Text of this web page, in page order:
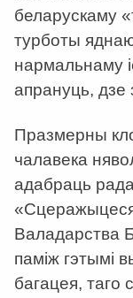
беларускаму
турботы
нармальнаму
апрануць, дзе
Празмерны
чалавека
адабраць
Валадарства
паміж гэтымі
багацея, таго